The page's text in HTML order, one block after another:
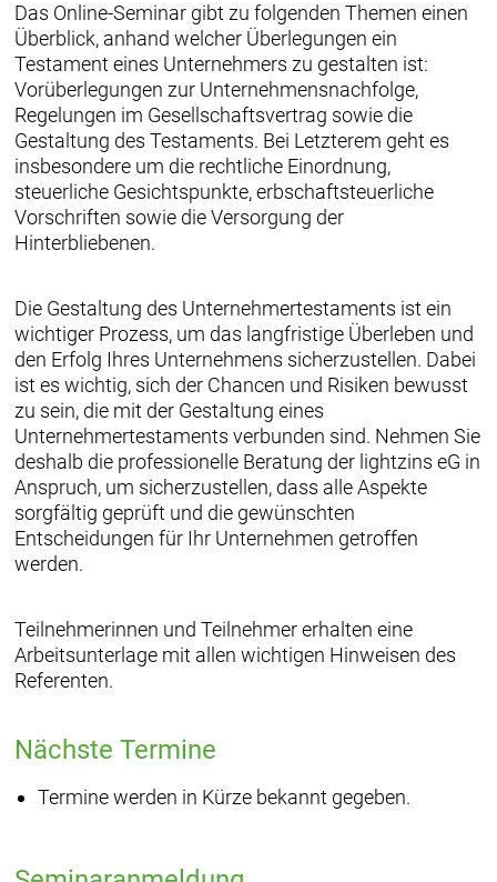
Das Online-Seminar gibt zu folgenden Themen einen
Überblick, anhand welcher Überlegungen ein
Testament eines Unternehmers zu gestalten ist:
Vorüberlegungen zur Unternehmensnachfolge,
Regelungen im Gesellschaftsvertrag sowie die
Gestaltung des Testaments. Bei Letzterem geht es
insbesondere um die rechtliche Einordnung,
steuerliche Gesichtspunkte, erbschaftsteuerliche
Vorschriften sowie die Versorgung der
Hinterbliebenen.
Die Gestaltung des Unternehmertestaments ist ein
wichtiger Prozess, um das langfristige Überleben und
den Erfolg Ihres Unternehmens sicherzustellen. Dabei
ist es wichtig, sich der Chancen und Risiken bewusst
zu sein, die mit der Gestaltung eines
Unternehmertestaments verbunden sind. Nehmen Sie
deshalb die professionelle Beratung der lightzins eG in
Anspruch, um sicherzustellen, dass alle Aspekte
sorgfältig geprüft und die gewünschten
Entscheidungen für Ihr Unternehmen getroffen
werden.
Teilnehmerinnen und Teilnehmer erhalten eine
Arbeitsunterlage mit allen wichtigen Hinweisen des
Referenten.
Nächste Termine
Termine werden in Kürze bekannt gegeben.